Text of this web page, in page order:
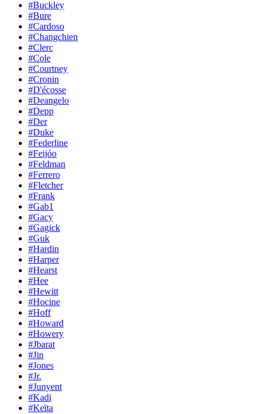
#Buckley
#Bure
#Cardoso
#Changchien
#Clerc
#Cole
#Courtney
#Cronin
#D'écosse
#Deangelo
#Depp
#Der
#Duke
#Federline
#Feijóo
#Feldman
#Ferrero
#Fletcher
#Frank
#Gab1
#Gacy
#Gagick
#Guk
#Hardin
#Harper
#Hearst
#Hee
#Hewitt
#Hocine
#Hoff
#Howard
#Howery
#Jbarat
#Jin
#Jones
#Jr.
#Junyent
#Kadi
#Keïta